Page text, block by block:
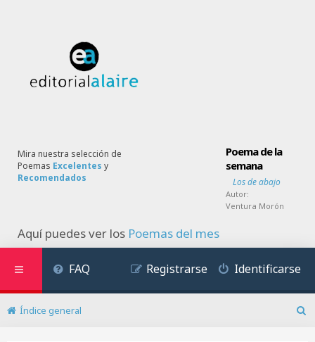
Mira nuestra selección de
Poemas Excelentes y
Recomendados
Poema de la
semana
Los de abajo
Autor:
Ventura Morón
Aquí puedes ver los Poemas del mes
FAQ Identificarse
Registrarse
Índice general